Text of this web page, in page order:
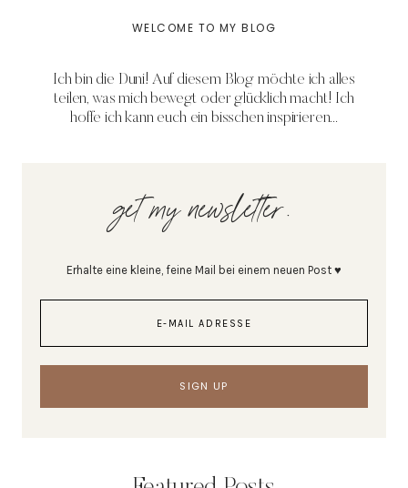
WELCOME TO MY BLOG
Ich bin die Duni! Auf diesem Blog möchte ich alles
teilen, was mich bewegt oder glücklich macht! Ich
hoffe ich kann euch ein bisschen inspirieren...
get my newsletter.
Erhalte eine kleine, feine Mail bei einem neuen Post ♥